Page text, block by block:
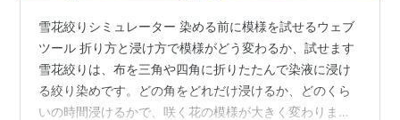
雪花絞りシミュレーター 染める前に模様を試せるウェブ
ツール 折り方と浸け方で模様がどう変わるか、試せます
雪花絞りは、布を三角や四角に折りたたんで染液に浸け
る絞り染めです。どの角をどれだけ浸けるか、どのくら
いの時間浸けるかで、咲く花の模様が大きく変わりま